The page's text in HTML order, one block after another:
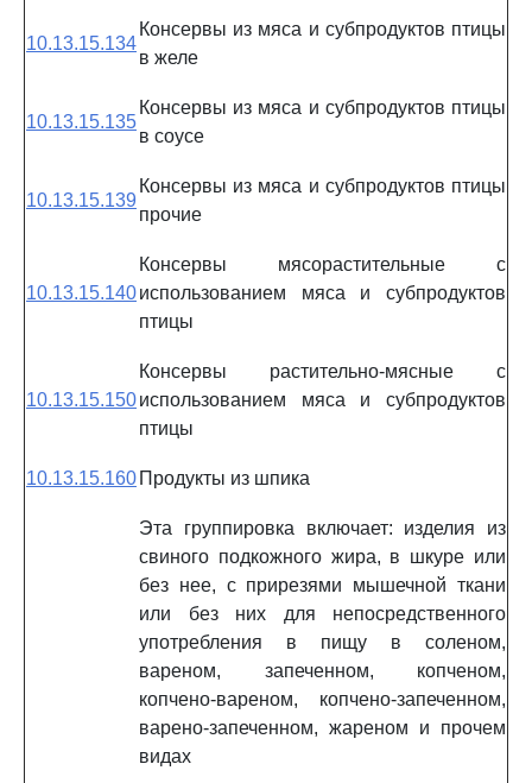
10.13.15.134
Консервы из мяса и субпродуктов птицы
в желе
10.13.15.135
Консервы из мяса и субпродуктов птицы
в соусе
10.13.15.139
Консервы из мяса и субпродуктов птицы
прочие
10.13.15.140
Консервы мясорастительные с
использованием мяса и субпродуктов
птицы
10.13.15.150
Консервы растительно-мясные с
использованием мяса и субпродуктов
птицы
10.13.15.160 Продукты из шпика
Эта группировка включает: изделия из
свиного подкожного жира, в шкуре или
без нее, с прирезями мышечной ткани
или без них для непосредственного
употребления в пищу в соленом,
вареном, запеченном, копченом,
копчено-вареном, копчено-запеченном,
варено-запеченном, жареном и прочем
видах